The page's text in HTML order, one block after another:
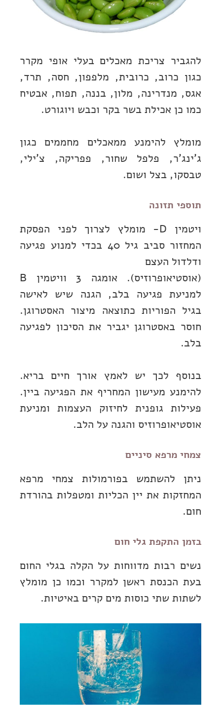
להגביר צריכת מאכלים בעלי אופי מקרר
כגון כרוב, כרובית, מלפפון, חסה, תרד,
אגס, מנדרינה, מלון, בננה, תפוח, אבטיח
כמו כן אכילת בשר בקר וכבש ויוגורט.
מומלץ להימנע ממאכלים מחממים כגון
ג'ינג'ר, פלפל שחור, פפריקה, צ'ילי,
טבסקו, בצל ושום.
תוספי תזונה
ויטמין D- מומלץ לצרוך לפני הפסקת
המחזור סביב גיל 40 בכדי למנוע פגיעה
ודלדול העצם
(אוסטיאופרוזיס). אומגה 3 וויטמין B
למניעת פגיעה בלב, הגנה שיש לאישה
בגיל הפוריות כתוצאה מיצור האסטרוגן.
חוסר באסטרוגן יגביר את הסיכון לפגיעה
בלב.
בנוסף לכך יש לאמץ אורך חיים בריא.
להימנע מעישון המחריף את הפגיעה ביין.
פעילות גופנית לחיזוק העצמות ומניעת
אוסטיאופרוזיס והגנה על הלב.
צמחי מרפא סיניים
ניתן להשתמש בפורמולות צמחי מרפא
המחזקות את יין הכליות ומטפלות בהורדת
חום.
בזמן התקפת גלי חום
נשים רבות מדווחות על הקלה בגלי החום
בעת הכנסת ראשן למקרר וכמו כן מומלץ
לשתות שתי כוסות מים קרים באיטיות.